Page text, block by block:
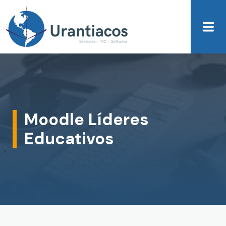
Skip to main content
Moodle Líderes
Educativos